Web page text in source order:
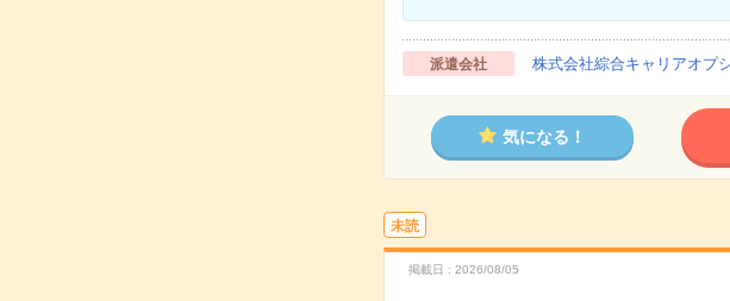
派遣会社 株式会社綜合キャリアオプ
気になる！
未読
掲載日 2026/08/05